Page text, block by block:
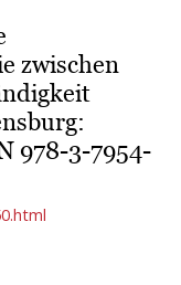
zwischen
978-3-7954-